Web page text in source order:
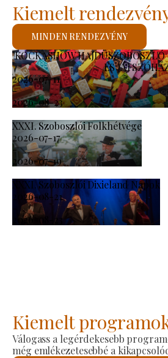
KOCKASHOW
ÉS
2026-07-11
-
2026-08-23
XXXI. Szoboszlói Folkhétvége
2026-07-17
-
2026-07-19
XXXI. Szoboszlói Dixieland Napok
2026-08-21
-
2026-08-23
Kiemelt
MINDEN RENDEZVÉNY
Kiemelt
Válogass a legérdekesebb
még emlékezetesebbé a